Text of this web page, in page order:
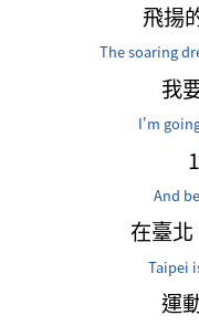
飛揚
The soaring
我
I'm
And
在臺
Taipei
運